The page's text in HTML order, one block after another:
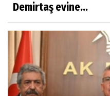
Demirtaş evine...